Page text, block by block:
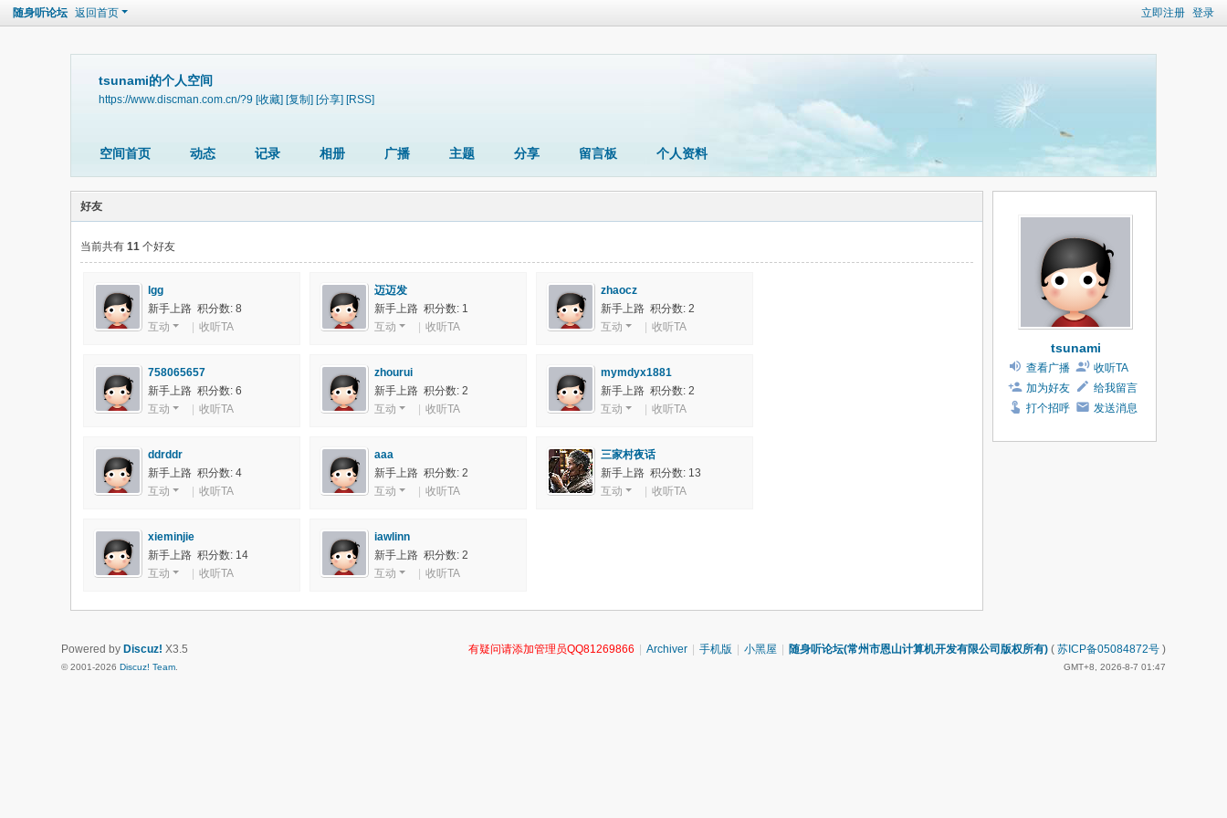
立即注册 登录
随身听论坛 返回首页
tsunami的个人空间
https://www.discman.com.cn/?9 [收藏] [复制] [分享] [RSS]
空间首页 动态 记录 相册 广播 主题 分享 留言板 个人资料
好友
当前共有 11 个好友
lgg
新手上路 积分数: 8
互动
收听TA
迈迈发
新手上路 积分数: 1
互动
收听TA
zhaocz
新手上路 积分数: 2
互动
收听TA
758065657
新手上路 积分数: 6
互动
收听TA
zhourui
新手上路 积分数: 2
互动
收听TA
mymdyx1881
新手上路 积分数: 2
互动
收听TA
ddrddr
新手上路 积分数: 4
互动
收听TA
aaa
新手上路 积分数: 2
互动
收听TA
三家村夜话
新手上路 积分数: 13
互动
收听TA
xieminjie
新手上路 积分数: 14
互动
收听TA
iawlinn
新手上路 积分数: 2
互动
收听TA
tsunami
查看广播
收听TA
加为好友
给我留言
打个招呼
发送消息
有疑问请添加管理员QQ81269866 Archiver 手机版 小黑屋 随身听论坛(常州市恩山计算机开发有限公司版权所有) ( 苏ICP备05084872号 )
GMT+8, 2026-8-7 01:47
Powered by Discuz! X3.5
© 2001-2026 Discuz! Team